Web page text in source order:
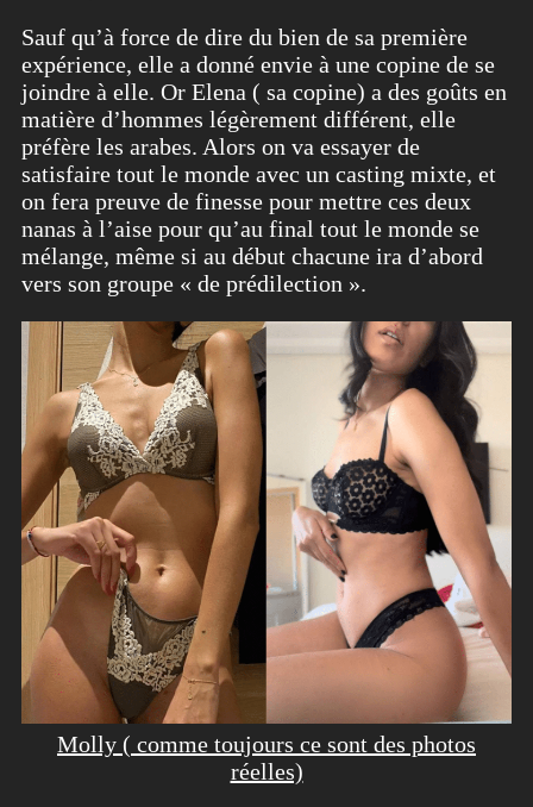
Sauf qu’à force de dire du bien de sa première
expérience, elle a donné envie à une copine de se
joindre à elle. Or Elena ( sa copine) a des goûts en
matière d’hommes légèrement différent, elle
préfère les arabes. Alors on va essayer de
satisfaire tout le monde avec un casting mixte, et
on fera preuve de finesse pour mettre ces deux
nanas à l’aise pour qu’au final tout le monde se
mélange, même si au début chacune ira d’abord
vers son groupe « de prédilection ».
Molly ( comme toujours ce sont des photos
réelles)